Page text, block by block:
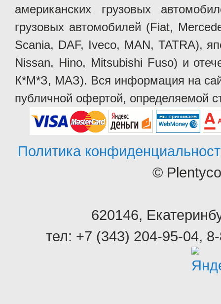
американских грузовых
грузовых автомобилей (Fiat,
Scania, DAF, Iveco, MAN, TATRA),
Nissan, Hino, Mitsubishi Fuso) и
К*М*З, МАЗ). Вся информация на
публичной офертой, определяемой
Политика
©
620146,
тел: +7 (343) 204-95-04,